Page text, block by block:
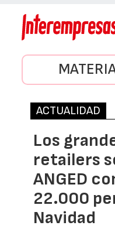
ACTUALIDAD
Los
retailers
ANGED
22.000
Navidad